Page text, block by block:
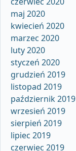
maj 2020
kwiecień 2020
marzec 2020
luty 2020
styczeń 2020
grudzień 2019
listopad 2019
październik 2019
wrzesień 2019
sierpień 2019
lipiec 2019
czerwiec 2019